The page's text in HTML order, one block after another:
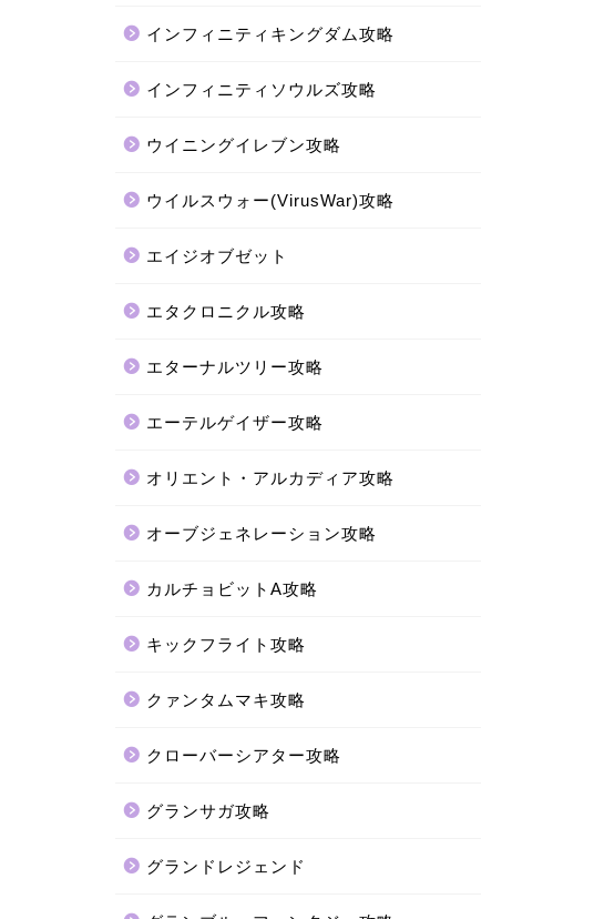
インフィニティキングダム攻略
インフィニティソウルズ攻略
ウイニングイレブン攻略
ウイルスウォー(VirusWar)攻略
エイジオブゼット
エタクロニクル攻略
エターナルツリー攻略
エーテルゲイザー攻略
オリエント・アルカディア攻略
オーブジェネレーション攻略
カルチョビットA攻略
キックフライト攻略
クァンタムマキ攻略
クローバーシアター攻略
グランサガ攻略
グランドレジェンド